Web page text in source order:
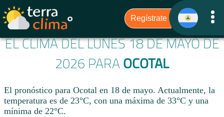
EL CLIMA DEL LUNES 18 DE MAYO DE
2026 PARA OCOTAL
El pronóstico para Ocotal en 18 de mayo. Actualmente, la
temperatura es de 23°C, con una máxima de 33°C y una
mínima de 22°C.